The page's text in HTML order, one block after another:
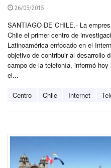
26/05/2015
SANTIAGO DE CHILE.- La
Chile el primer centro de
Latinoamérica enfocado en el
objetivo de contribuir al desarrollo
campo de la telefonía, informó
el...
Centro Chile Internet